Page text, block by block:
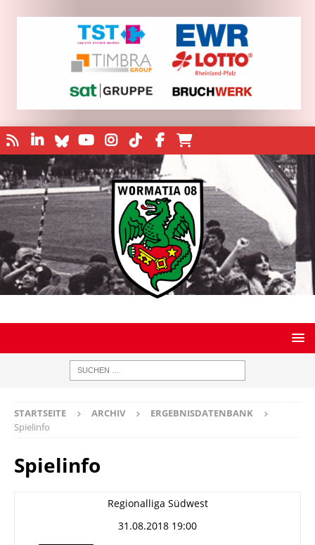
STARTSEITE ARCHIV
ERGEBNISDATENBANK
Spielinfo
Spielinfo
Regionalliga Südwest
31.08.2018 19:00